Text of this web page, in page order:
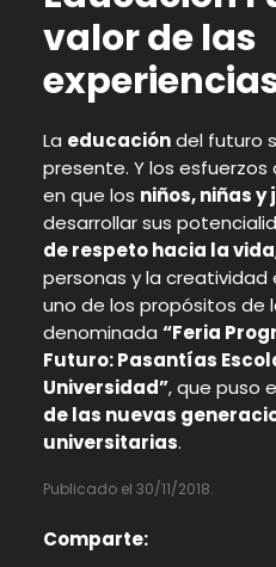
valor de las
La educacióndel futuro
presente. Y los
en que los niños, niñas y
desarrollar sus
de respeto hacia la vida
personas y la creatividad
uno de los propósitos de
denominada “Feria
Futuro: Pasantías
Universidad”, que puso
de las nuevas
universitarias.
Publicado el 30/11/2018.
Comparte: